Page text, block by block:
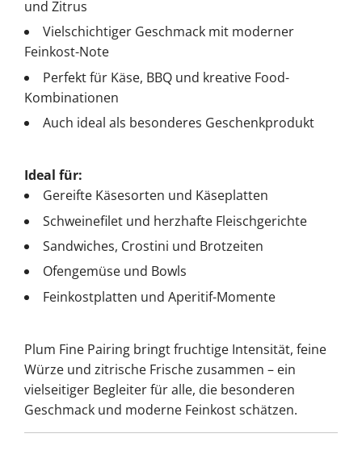
und Zitrus
Vielschichtiger Geschmack mit moderner
Feinkost-Note
Perfekt für Käse, BBQ und kreative Food-
Kombinationen
Auch ideal als besonderes Geschenkprodukt
Ideal für:
Gereifte Käsesorten und Käseplatten
Schweinefilet und herzhafte Fleischgerichte
Sandwiches, Crostini und Brotzeiten
Ofengemüse und Bowls
Feinkostplatten und Aperitif-Momente
Plum Fine Pairing bringt fruchtige Intensität, feine
Würze und zitrische Frische zusammen – ein
vielseitiger Begleiter für alle, die besonderen
Geschmack und moderne Feinkost schätzen.